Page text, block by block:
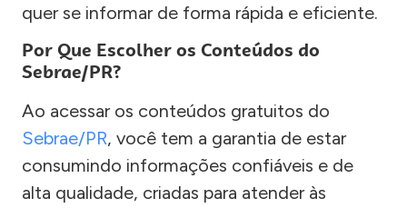
quer se informar de forma rápida e eficiente.
Por Que Escolher os Conteúdos do
Sebrae/PR?
Ao acessar os conteúdos gratuitos do
Sebrae/PR, você tem a garantia de estar
consumindo informações confiáveis e de
alta qualidade, criadas para atender às